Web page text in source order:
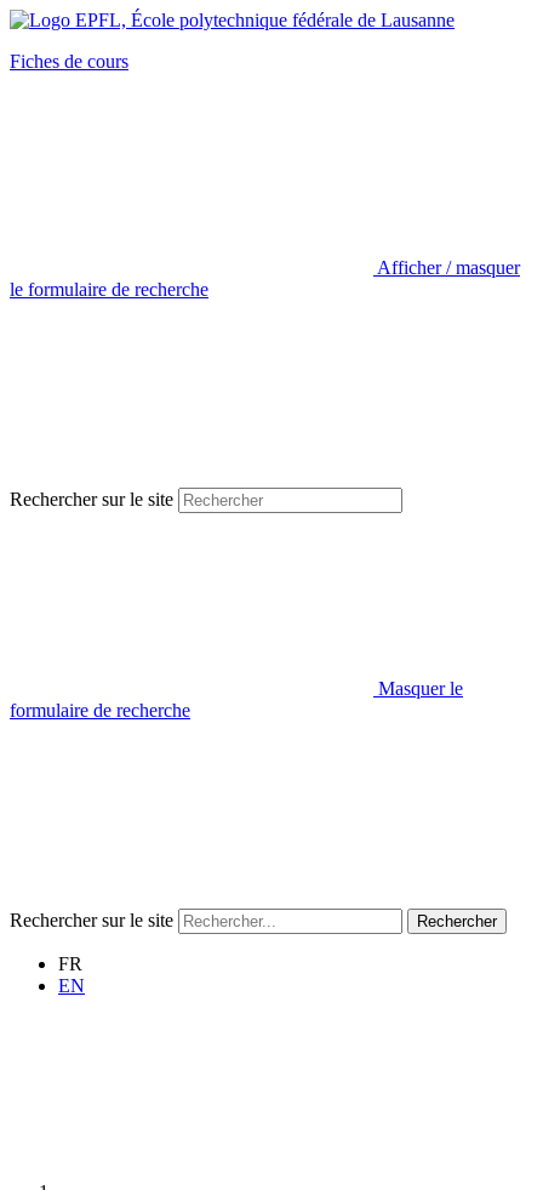
Fiches de cours
Afficher / masquer
le formulaire de recherche
Rechercher sur le site
Masquer le
formulaire de recherche
Rechercher sur le site Rechercher
FR
EN